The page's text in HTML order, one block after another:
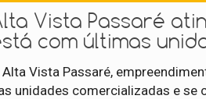
Vista Passaré
com últimas
Alta Vista Passaré,
unidades comercializadas e